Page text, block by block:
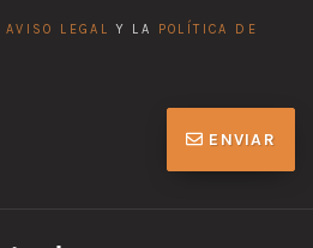
AVISO LEGAL Y LA
POLÍTICA DE
ENVIAR